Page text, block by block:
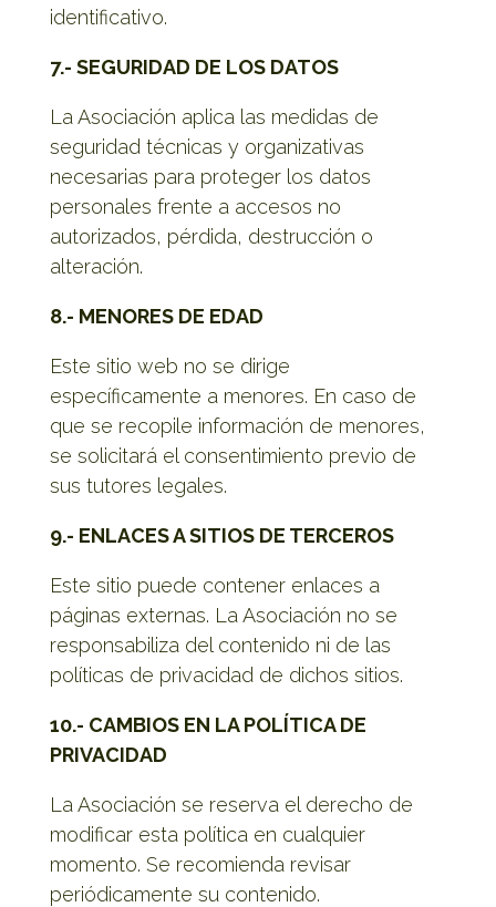
identificativo.
7.- SEGURIDAD DE LOS DATOS
La Asociación aplica las medidas de
seguridad técnicas y organizativas
necesarias para proteger los datos
personales frente a accesos no
autorizados, pérdida, destrucción o
alteración.
8.- MENORES DE EDAD
Este sitio web no se dirige
específicamente a menores. En caso de
que se recopile información de menores,
se solicitará el consentimiento previo de
sus tutores legales.
9.- ENLACES A SITIOS DE TERCEROS
Este sitio puede contener enlaces a
páginas externas. La Asociación no se
responsabiliza del contenido ni de las
políticas de privacidad de dichos sitios.
10.- CAMBIOS EN LA POLÍTICA DE
PRIVACIDAD
La Asociación se reserva el derecho de
modificar esta política en cualquier
momento. Se recomienda revisar
periódicamente su contenido.